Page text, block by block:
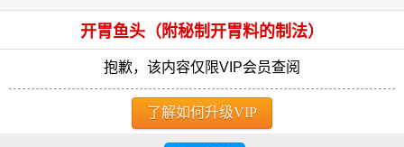
开胃鱼头（附秘制开胃料的制法）
抱歉，该内容仅限VIP会员查阅
了解如何升级VIP